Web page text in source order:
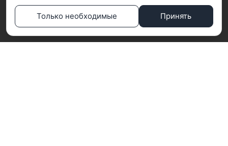
Поддержка
Информация
Только необходимые Принять